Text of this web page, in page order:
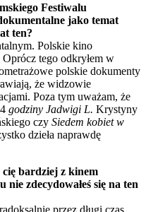
Festiwalu
jako temat
ten?
Polskie kino
tego odkryłem w
polskie dokumenty
że widzowie
Poza tym uważam, że
godziny Jadwigi L. Krystyny
czy Siedem kobiet w
dzieła naprawdę
bardziej z kinem
zdecydowałeś się na ten
przez długi czas